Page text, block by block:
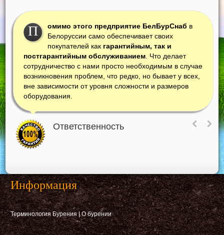
П омимо этого предприятие БелБурСнаб в
Белоруссии само обеспечивает своих
покупателей как гарантийным, так и
постгарантийным обслуживанием . Что делает
сотрудничество с нами просто необходимым в случае
возникновения проблем, что редко, но бывает у всех,
вне зависимости от уровня сложности и размеров
оборудования.
Ответственность
Информация
Терминология Бурения|О бурении